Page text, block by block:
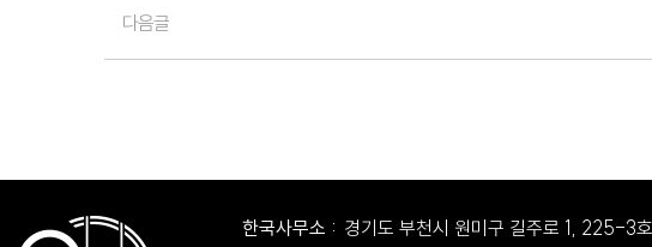
다음글
한국사무소 : 경기도 부천시 원미구 길주로 1, 225-3